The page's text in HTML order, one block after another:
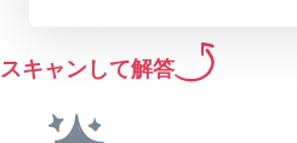
スキャンして解答